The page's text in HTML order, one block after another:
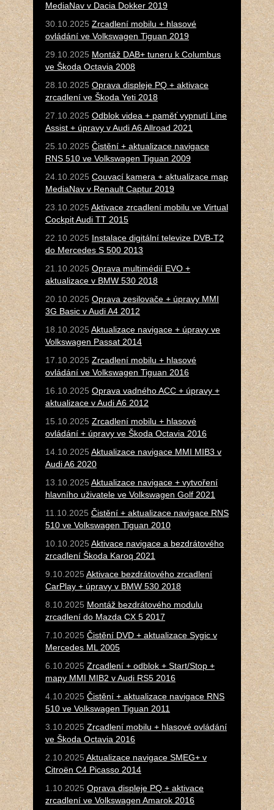
MediaNav v Dacia Dokker 2019
30.10.2025 Zrcadlení mobilu + hlasové
ovládání ve Volkswagen Tiguan 2019
29.10.2025 Montáž DAB+ tuneru k Columbus
ve Škoda Octavia 2008
28.10.2025 Oprava displeje PQ + aktivace
zrcadlení ve Škoda Yeti 2018
27.10.2025 Odblok videa + paměť vypnutí Line
Assist + úpravy v Audi A6 Allroad 2021
25.10.2025 Čistění + aktualizace navigace
RNS 510 ve Volkswagen Tiguan 2009
24.10.2025 Couvací kamera + aktualizace map
MediaNav v Renault Captur 2019
23.10.2025 Aktivace zrcadlení mobilu ve Virtual
Cockpit Audi TT 2015
22.10.2025 Instalace digitální televize DVB-T2
do Mercedes S 500 2013
21.10.2025 Oprava multimédií EVO +
aktualizace v BMW 530 2018
20.10.2025 Oprava zesilovače + úpravy MMI
3G Basic v Audi A4 2012
18.10.2025 Aktualizace navigace + úpravy ve
Volkswagen Passat 2014
17.10.2025 Zrcadlení mobilu + hlasové
ovládání ve Volkswagen Tiguan 2016
16.10.2025 Oprava vadného ACC + úpravy +
aktualizace v Audi A6 2012
15.10.2025 Zrcadlení mobilu + hlasové
ovládání + úpravy ve Škoda Octavia 2016
14.10.2025 Aktualizace navigace MMI MIB3 v
Audi A6 2020
13.10.2025 Aktualizace navigace + vytvoření
hlavního uživatele ve Volkswagen Golf 2021
11.10.2025 Čistění + aktualizace navigace RNS
510 ve Volkswagen Tiguan 2010
10.10.2025 Aktivace navigace a bezdrátového
zrcadlení Škoda Karoq 2021
9.10.2025 Aktivace bezdrátového zrcadlení
CarPlay + úpravy v BMW 530 2018
8.10.2025 Montáž bezdrátového modulu
zrcadlení do Mazda CX 5 2017
7.10.2025 Čistění DVD + aktualizace Sygic v
Mercedes ML 2005
6.10.2025 Zrcadlení + odblok + Start/Stop +
mapy MMI MIB2 v Audi RS5 2016
4.10.2025 Čistění + aktualizace navigace RNS
510 ve Volkswagen Tiguan 2011
3.10.2025 Zrcadlení mobilu + hlasové ovládání
ve Škoda Octavia 2016
2.10.2025 Aktualizace navigace SMEG+ v
Citroën C4 Picasso 2014
1.10.2025 Oprava displeje PQ + aktivace
zrcadlení ve Volkswagen Amarok 2016